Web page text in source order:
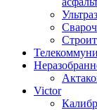
Victor